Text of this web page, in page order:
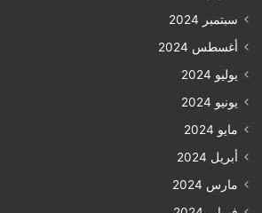
سبتمبر 2024
أغسطس 2024
يوليو 2024
يونيو 2024
مايو 2024
أبريل 2024
مارس 2024